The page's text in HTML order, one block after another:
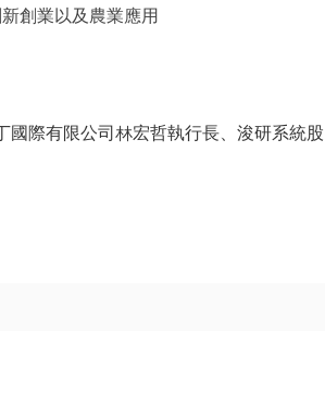
創業以及農業應用
國際有限公司林宏哲執行長、浚研系統股